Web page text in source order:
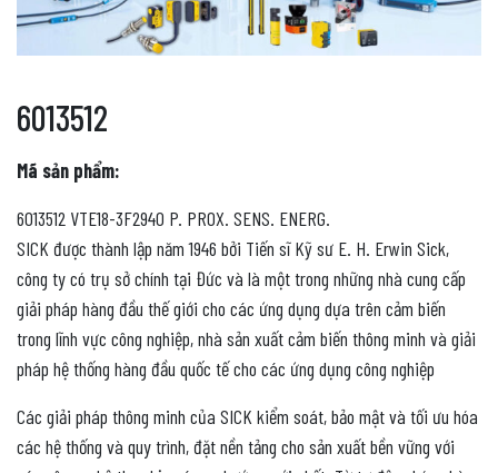
6013512
Mã sản phẩm:
6013512 VTE18-3F2940 P. PROX. SENS. ENERG.
SICK được thành lập năm 1946 bởi Tiến sĩ Kỹ sư E. H. Erwin Sick,
công ty có trụ sở chính tại Đức và là một trong những nhà cung cấp
giải pháp hàng đầu thế giới cho các ứng dụng dựa trên cảm biến
trong lĩnh vực công nghiệp, nhà sản xuất cảm biến thông minh và giải
pháp hệ thống hàng đầu quốc tế cho các ứng dụng công nghiệp
Các giải pháp thông minh của SICK kiểm soát, bảo mật và tối ưu hóa
các hệ thống và quy trình, đặt nền tảng cho sản xuất bền vững với